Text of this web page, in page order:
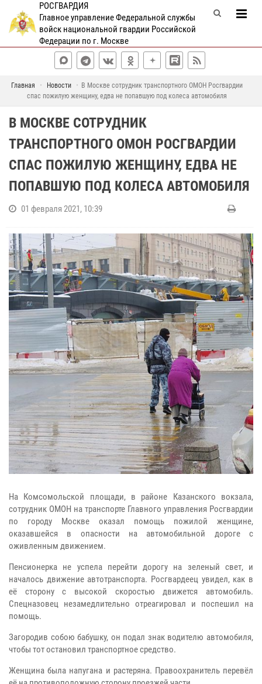
РОСГВАРДИЯ
Главное управление Федеральной службы
войск национальной гвардии Российской
Федерации по г. Москве
Главная Новости
В Москве сотрудник транспортного ОМОН Росгвардии
спас пожилую женщину, едва не попавшую под колеса автомобиля
В МОСКВЕ СОТРУДНИК
ТРАНСПОРТНОГО ОМОН РОСГВАРДИИ
СПАС ПОЖИЛУЮ ЖЕНЩИНУ, ЕДВА НЕ
ПОПАВШУЮ ПОД КОЛЕСА АВТОМОБИЛЯ
01 февраля 2021, 10:39
На Комсомольской площади, в районе Казанского вокзала,
сотрудник ОМОН на транспорте Главного управления Росгвардии
по городу Москве оказал помощь пожилой женщине,
оказавшейся в опасности на автомобильной дороге с
оживленным движением.
Пенсионерка не успела перейти дорогу на зеленый свет, и
началось движение автотранспорта. Росгвардеец увидел, как в
её сторону с высокой скоростью движется автомобиль.
Спецназовец незамедлительно отреагировал и поспешил на
помощь.
Загородив собою бабушку, он подал знак водителю автомобиля,
чтобы тот остановил транспортное средство.
Женщина была напугана и растеряна. Правоохранитель перевёл